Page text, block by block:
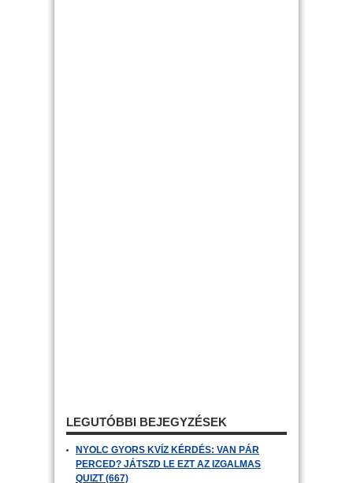
LEGUTÓBBI BEJEGYZÉSEK
NYOLC GYORS KVÍZ KÉRDÉS: VAN PÁR
PERCED? JÁTSZD LE EZT AZ IZGALMAS
QUIZT (667)